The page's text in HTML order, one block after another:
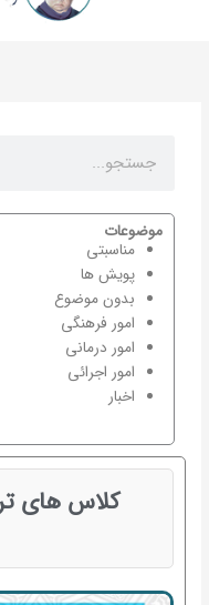
موضوعات
مناسبتی
پویش ها
بدون موضوع
امور فرهنگی
امور درمانی
امور اجرائی
اخبار
کلاس های